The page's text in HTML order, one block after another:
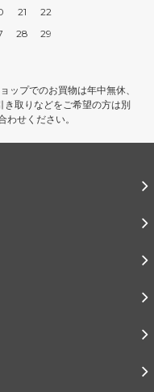
21
22
28
29
ップでのお買物は年中無休、
取りなどをご希望の方は別
せください。